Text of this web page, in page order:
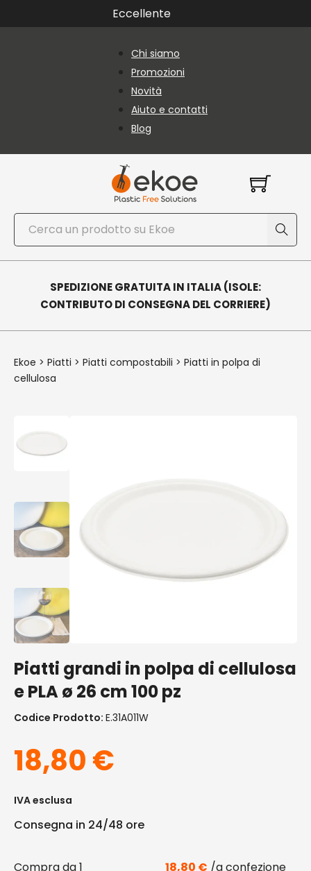
Vai al contenuto principale
Vai al piè di paginaEccellente
Chi siamo
Promozioni
Novità
Aiuto e contatti
Blog
Cerca
SPEDIZIONE GRATUITA IN ITALIA (ISOLE:
CONTRIBUTO DI CONSEGNA DEL CORRIERE)
Ekoe > Piatti > Piatti compostabili > Piatti in polpa di
cellulosa
Piatti grandi in polpa di cellulosa
e PLA ø 26 cm 100 pz
Codice Prodotto: E.31A011W
18,80€
IVA esclusa
Consegna in 24/48 ore
1 18,80 €